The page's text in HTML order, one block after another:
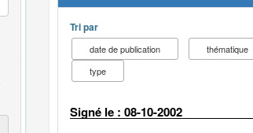
Tri par
date de publication thématique
type
Signé le : 08-10-2002